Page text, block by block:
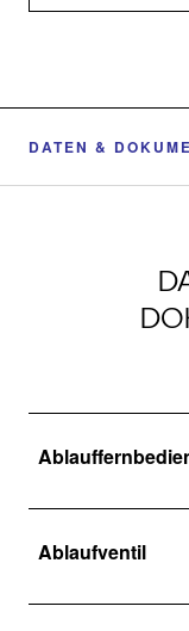
DATEN &
Ablaufventil